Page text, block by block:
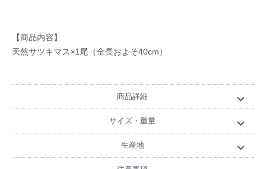
【商品内容】
天然サツキマス×1尾（全長およそ40cm）
商品詳細 expand_more
サイズ・重量 expand_more
生産地 expand_more